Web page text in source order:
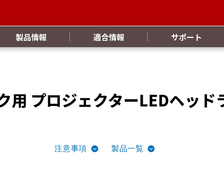
製品情報 適合情報 サポート
プロジェクターLEDヘッド
注意事項 製品一覧